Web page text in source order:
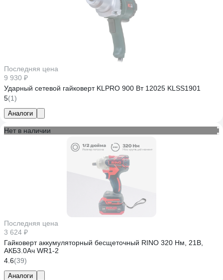
Последняя цена
9 930 ₽
Ударный сетевой гайковерт KLPRO 900 Вт 12025 KLSS1901
5(1)
Аналоги
Нет в наличии
Последняя цена
3 624 ₽
Гайковерт аккумуляторный бесщеточный RINO 320 Нм, 21В,
АКБ3.0Ач WR1-2
4.6(39)
Аналоги